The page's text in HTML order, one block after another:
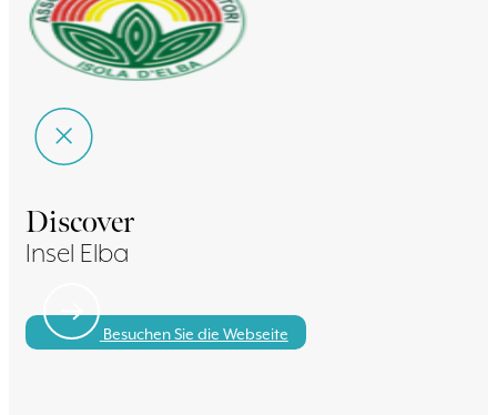
Discover
Insel Elba
Besuchen Sie die Webseite